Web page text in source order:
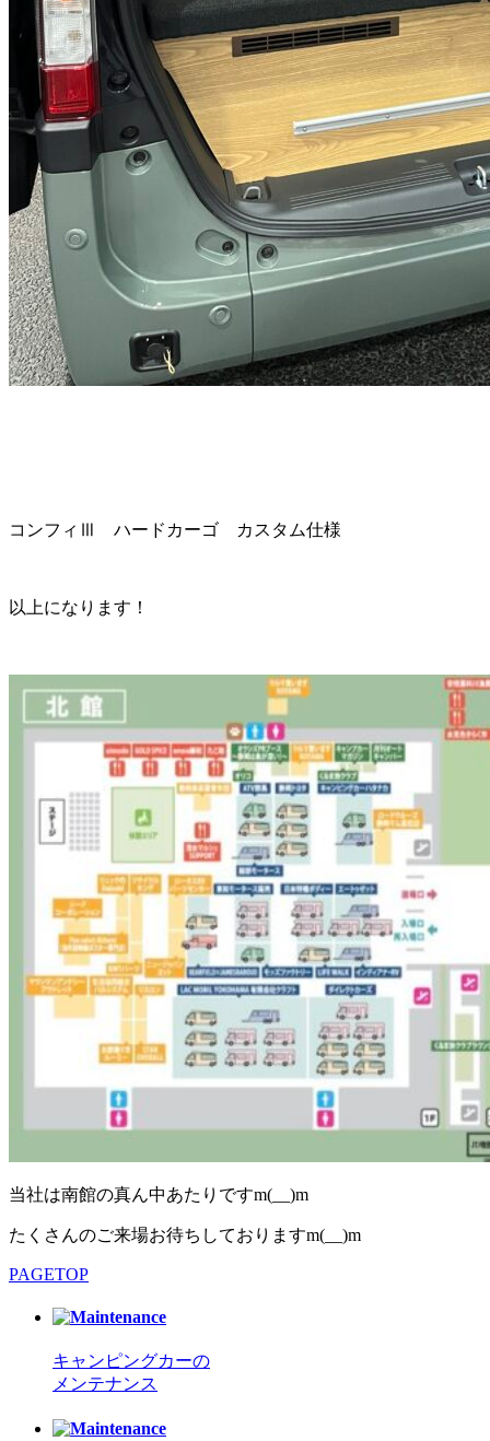
コンフィⅢ ハードカーゴ カスタム仕様
以上になります！
当社は南館の真ん中あたりですm(__)m
たくさんのご来場お待ちしておりますm(__)m
PAGETOP
キャンピングカーの
メンテナンス